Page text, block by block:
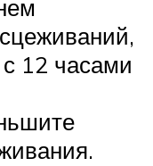
12 часами